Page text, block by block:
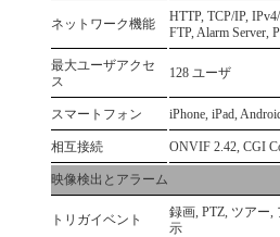
ネットワーク機能
HTTP, TCP/IP,
FTP, Alarm Server,
最大ユーザアクセ
ス
128 ユーザ
スマートフォン iPhone, iPad,
相互接続 ONVIF 2.42, CGI
映像検出とアラーム
トリガイベント
録画, PTZ, ツアー,
示